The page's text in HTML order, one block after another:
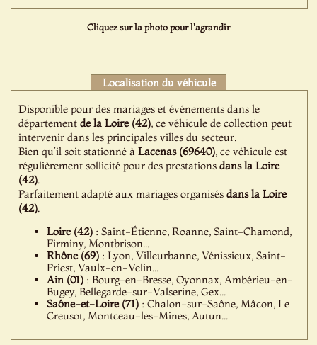
Cliquez sur la photo pour l'agrandir
Localisation du véhicule
Disponible pour des mariages et événements dans le
départementde la Loire (42), ce véhicule de collection peut
intervenir dans les principales villes du secteur.
Bien qu’il soit stationné àLacenas (69640), ce véhicule est
régulièrement sollicité pour des prestationsdans la Loire
(42).
Parfaitement adapté aux mariages organisésdans la Loire
(42).
Loire (42) : Saint-Étienne, Roanne, Saint-Chamond,
Firminy, Montbrison...
Rhône (69) : Lyon, Villeurbanne, Vénissieux, Saint-
Priest, Vaulx-en-Velin...
Ain (01) : Bourg-en-Bresse, Oyonnax, Ambérieu-en-
Bugey, Bellegarde-sur-Valserine, Gex...
Saône-et-Loire (71) : Chalon-sur-Saône, Mâcon, Le
Creusot, Montceau-les-Mines, Autun...